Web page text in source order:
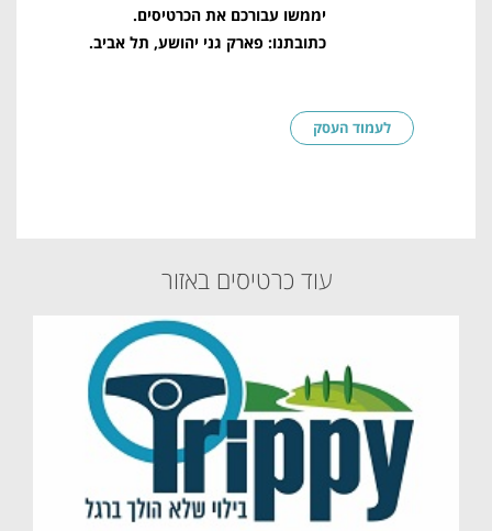
יממשו עבורכם את הכרטיסים.
כתובתנו: פארק גני יהושע, תל אביב.
לעמוד העסק
עוד כרטיסים באזור